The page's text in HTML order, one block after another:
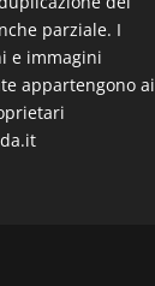
parziale. I
e immagini
appartengono ai